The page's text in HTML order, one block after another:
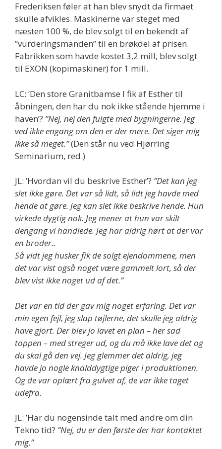
Frederiksen føler at han blev snydt da firmaet
skulle afvikles. Maskinerne var steget med
næsten 100 %, de blev solgt til en bekendt af
”vurderingsmanden” til en brøkdel af prisen.
Fabrikken som havde kostet 3,2 mill, blev solgt
til EXON (kopimaskiner) for 1 mill.
LC: ’Den store Granitbamse I fik af Esther til
åbningen, den har du nok ikke stående hjemme i
haven’? ”Nej, nej den fulgte med bygningerne. Jeg
ved ikke engang om den er der mere. Det siger mig
ikke så meget.”(Den står nu ved Hjørring
Seminarium, red.)
JL: ’Hvordan vil du beskrive Esther’? ”Det kan jeg
slet ikke gøre. Det var så lidt, så lidt jeg havde med
hende at gøre. Jeg kan slet ikke beskrive hende. Hun
virkede dygtig nok. Jeg mener at hun var skilt
dengang vi handlede. Jeg har aldrig hørt at der var
en broder..
Så vidt jeg husker fik de solgt ejendommene, men
det var vist også noget være gammelt lort, så der
blev vist ikke noget ud af det.”
Det var en tid der gav mig noget erfaring. Det var
min egen fejl, jeg slap tøjlerne, det skulle jeg aldrig
have gjort. Der blev jo lavet en plan – her sad
toppen – med streger ud, og du må ikke lave det og
du skal gå den vej. Jeg glemmer det aldrig, jeg
havde jo nogle knalddygtige piger i produktionen.
Og de var oplært fra gulvet af, de var ikke taget
udefra.
JL: ’Har du nogensinde talt med andre om din
Tekno tid? ”Nej, du er den første der har kontaktet
mig.”